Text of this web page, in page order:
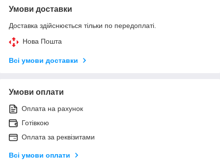
Умови доставки
Доставка здійснюється тільки по передоплаті.
Нова Пошта
Всі умови доставки
Умови оплати
Оплата на рахунок
Готівкою
Оплата за реквізитами
Всі умови оплати